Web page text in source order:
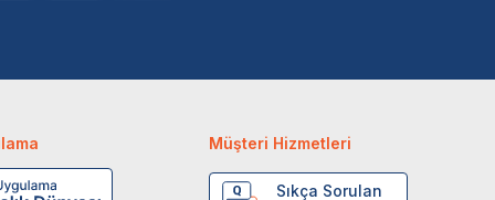
Müşteri Hizmetleri
Sıkça Sorulan